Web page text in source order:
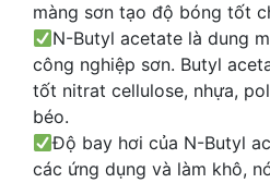
màng sơn tạo độ bóng tốt
N-Butyl acetate là dung
công nghiệp sơn. Butyl
tốt nitrat cellulose, nhựa,
béo.
Độ bay hơi của N-Butyl
các ứng dụng và làm khô,